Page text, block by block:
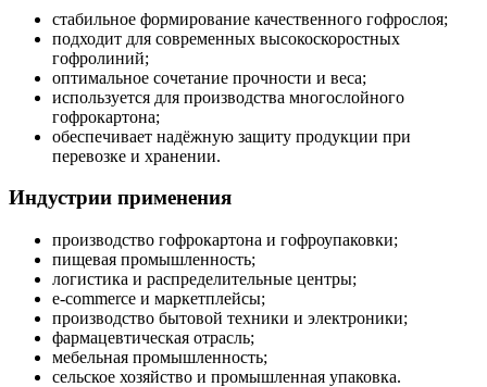
стабильное формирование качественного гофрослоя;
подходит для современных высокоскоростных
гофролиний;
оптимальное сочетание прочности и веса;
используется для производства многослойного
гофрокартона;
обеспечивает надёжную защиту продукции при
перевозке и хранении.
Индустрии применения
производство гофрокартона и гофроупаковки;
пищевая промышленность;
логистика и распределительные центры;
e-commerce и маркетплейсы;
производство бытовой техники и электроники;
фармацевтическая отрасль;
мебельная промышленность;
сельское хозяйство и промышленная упаковка.